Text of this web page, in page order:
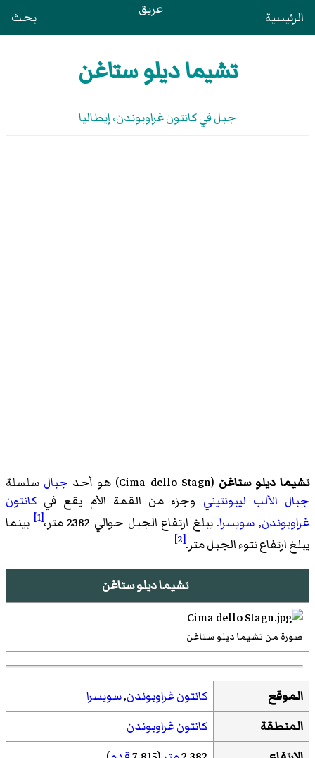
الرئيسية عريق بحث
تشيما ديلو ستاغن
جبل في كانتون غراوبوندن، إيطاليا
تشيما ديلو ستاغن (
Cima dello Stagn)‏ هو أحد جبال سلسلة
جبال الألب ليبونتيني وجزء من القمة الأم يقع في كانتون
غراوبوندن, سويسرا. يبلغ ارتفاع الجبل حوالي 2382 متر، [1]
بينما
يبلغ ارتفاع نتوء الجبل متر.[2]
تشيما ديلو ستاغن
صورة من تشيما ديلو ستاغن
الموقع كانتون غراوبوندن,سويسرا
المنطقة
كانتون غراوبوندن